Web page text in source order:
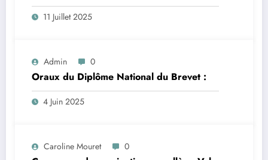
11 Juillet 2025
Admin 0
Oraux du Diplôme National du Brevet :
4 Juin 2025
Caroline Mouret 0